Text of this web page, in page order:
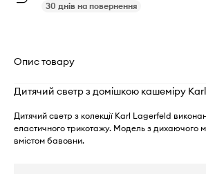
30 днів на повернення
Опис товару
Дитячий светр з домішкою кашеміру
Дитячий светр з колекції Karl Lagerfeld
еластичного трикотажу. Модель з дихаючого
вмістом бавовни.